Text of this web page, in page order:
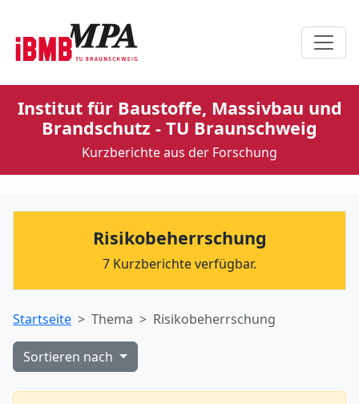
Institut für Baustoffe, Massivbau und
Brandschutz - TU Braunschweig
Kurzberichte aus der Forschung
Risikobeherrschung
7 Kurzberichte verfügbar.
Startseite Thema Risikobeherrschung
Sortieren nach